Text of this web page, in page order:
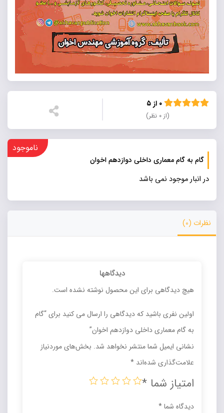
(از ۰ نظر)
گام به گام معماری داخلی دوازدهم اخوان
ناموجود
در انبار موجود نمی باشد
نظرات (0)
دیدگاهها
هیچ دیدگاهی برای این محصول نوشته نشده است.
اولین نفری باشید که دیدگاهی را ارسال می کنید برای “گام
به گام معماری داخلی دوازدهم اخوان”
نشانی ایمیل شما منتشر نخواهد شد. بخش‌های موردنیاز
علامت‌گذاری شده‌اند *
امتیاز شما *
دیدگاه شما*